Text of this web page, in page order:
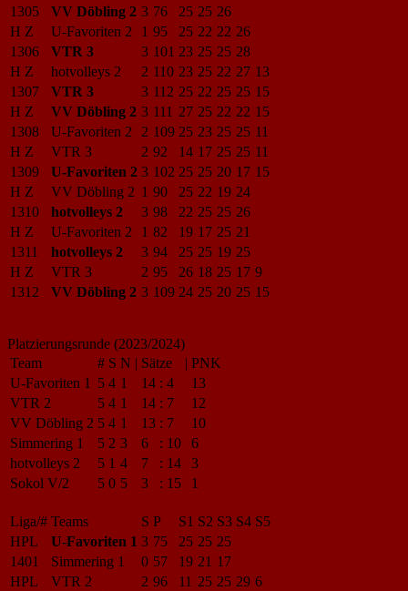
1305
VV Döbling 2 3 76 25 25 26
H Z
U-Favoriten 2 1 95 25 22 22 26
1306
VTR 3 3 101 23 25 25 28
H Z
hotvolleys 2 2 110 23 25 22 27 13
1307
VTR 3 3 112 25 22 25 25 15
H Z
VV Döbling 2 3 111 27 25 22 22 15
1308
U-Favoriten 2 2 109 25 23 25 25 11
H Z
VTR 3 2 92 14 17 25 25 11
1309
U-Favoriten 2 3 102 25 25 20 17 15
H Z
VV Döbling 2 1 90 25 22 19 24
1310
hotvolleys 2 3 98 22 25 25 26
H Z
U-Favoriten 2 1 82 19 17 25 21
1311
hotvolleys 2 3 94 25 25 19 25
H Z
VTR 3 2 95 26 18 25 17 9
1312
VV Döbling 2 3 109 24 25 20 25 15
Platzierungsrunde (2023/2024)
Team
# S N | Sätze | PNK
U-Favoriten 1
5 4 1 14 : 4
13
VTR 2
5 4 1 14 : 7
12
VV Döbling 2 5 4 1 13 : 7
10
Simmering 1
5 2 3 6 : 10
6
hotvolleys 2
5 1 4 7 : 14
3
Sokol V/2
5 0 5 3 : 15 1
Liga/# Teams S P S1 S2 S3 S4 S5
HPL
U-Favoriten 1 3 75 25 25 25
1401
Simmering 1 0 57 19 21 17
HPL
VTR 2 2 96 11 25 25 29 6